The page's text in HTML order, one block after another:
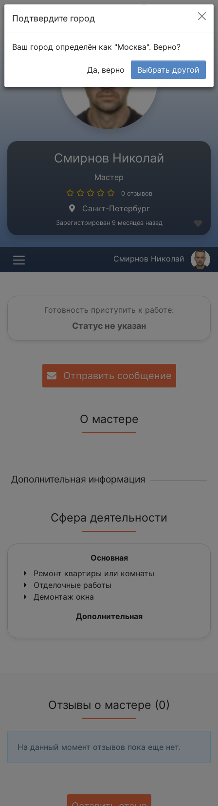
Смирнов Николай
Мастер
0 отзывов
Санкт-Петербург
Зарегистрирован 9 месяцев назад
Смирнов Николай
Готовность приступить к работе:
Статус не указан
Отправить сообщение
О мастере
Дополнительная информация
Сфера деятельности
Основная
Ремонт квартиры или комнаты
Отделочные работы
Демонтаж окна
Дополнительная
Отзывы о мастере (0)
На данный момент отзывов пока еще нет.
Подтвердите город
Ваш город определён как "Москва". Верно?
Да, верно Выбрать другой